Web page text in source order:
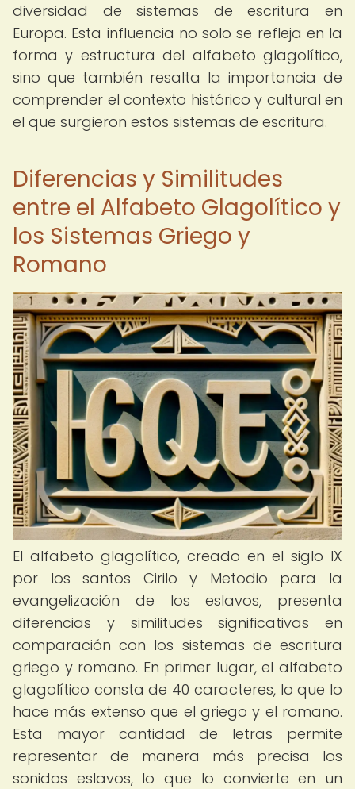
diversidad de sistemas de escritura en
Europa. Esta influencia no solo se refleja en la
forma y estructura del alfabeto glagolítico,
sino que también resalta la importancia de
comprender el contexto histórico y cultural en
el que surgieron estos sistemas de escritura.
Diferencias y Similitudes
entre el Alfabeto Glagolítico y
los Sistemas Griego y
Romano
El alfabeto glagolítico, creado en el siglo IX
por los santos Cirilo y Metodio para la
evangelización de los eslavos, presenta
diferencias y similitudes significativas en
comparación con los sistemas de escritura
griego y romano. En primer lugar, el alfabeto
glagolítico consta de 40 caracteres, lo que lo
hace más extenso que el griego y el romano.
Esta mayor cantidad de letras permite
representar de manera más precisa los
sonidos eslavos, lo que lo convierte en un